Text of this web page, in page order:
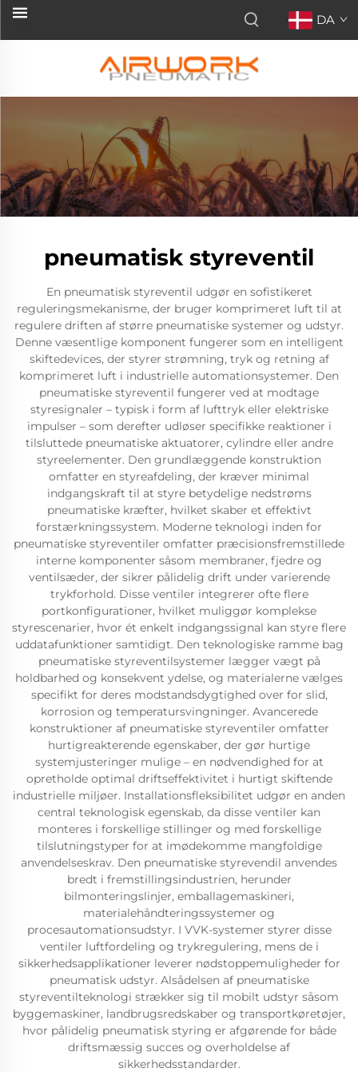
DA
pneumatisk styreventil
En pneumatisk styreventil udgør en sofistikeret
reguleringsmekanisme, der bruger komprimeret luft til at
regulere driften af større pneumatiske systemer og udstyr.
Denne væsentlige komponent fungerer som en intelligent
skiftedevices, der styrer strømning, tryk og retning af
komprimeret luft i industrielle automationsystemer. Den
pneumatiske styreventil fungerer ved at modtage
styresignaler – typisk i form af lufttryk eller elektriske
impulser – som derefter udløser specifikke reaktioner i
tilsluttede pneumatiske aktuatorer, cylindre eller andre
styreelementer. Den grundlæggende konstruktion
omfatter en styreafdeling, der kræver minimal
indgangskraft til at styre betydelige nedstrøms
pneumatiske kræfter, hvilket skaber et effektivt
forstærkningssystem. Moderne teknologi inden for
pneumatiske styreventiler omfatter præcisionsfremstillede
interne komponenter såsom membraner, fjedre og
ventilsæder, der sikrer pålidelig drift under varierende
trykforhold. Disse ventiler integrerer ofte flere
portkonfigurationer, hvilket muliggør komplekse
styrescenarier, hvor ét enkelt indgangssignal kan styre flere
uddatafunktioner samtidigt. Den teknologiske ramme bag
pneumatiske styreventilsystemer lægger vægt på
holdbarhed og konsekvent ydelse, og materialerne vælges
specifikt for deres modstandsdygtighed over for slid,
korrosion og temperatursvingninger. Avancerede
konstruktioner af pneumatiske styreventiler omfatter
hurtigreakterende egenskaber, der gør hurtige
systemjusteringer mulige – en nødvendighed for at
opretholde optimal driftseffektivitet i hurtigt skiftende
industrielle miljøer. Installationsfleksibilitet udgør en anden
central teknologisk egenskab, da disse ventiler kan
monteres i forskellige stillinger og med forskellige
tilslutningstyper for at imødekomme mangfoldige
anvendelseskrav. Den pneumatiske styrevendil anvendes
bredt i fremstillingsindustrien, herunder
bilmonteringslinjer, emballagemaskineri,
materialehåndteringssystemer og
procesautomationsudstyr. I VVK-systemer styrer disse
ventiler luftfordeling og trykregulering, mens de i
sikkerhedsapplikationer leverer nødstoppemuligheder for
pneumatisk udstyr. Alsådelsen af pneumatiske
styreventilteknologi strækker sig til mobilt udstyr såsom
byggemaskiner, landbrugsredskaber og transportkøretøjer,
hvor pålidelig pneumatisk styring er afgørende for både
driftsmæssig succes og overholdelse af
sikkerhedsstandarder.